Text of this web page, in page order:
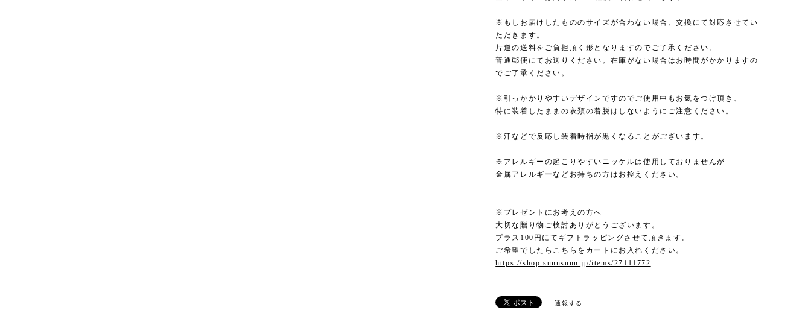
※もしお届けしたもののサイズが合わない場合、交換にて対応させてい
ただきます。
片道の送料をご負担頂く形となりますのでご了承ください。
普通郵便にてお送りください。在庫がない場合はお時間がかかりますの
でご了承ください。
※引っかかりやすいデザインですのでご使用中もお気をつけ頂き、
特に装着したままの衣類の着脱はしないようにご注意ください。
※汗などで反応し装着時指が黒くなることがございます。
※アレルギーの起こりやすいニッケルは使用しておりませんが
金属アレルギーなどお持ちの方はお控えください。
※プレゼントにお考えの方へ
大切な贈り物ご検討ありがとうございます。
プラス100円にてギフトラッピングさせて頂きます。
ご希望でしたらこちらをカートにお入れください。
https://shop.sunnsunn.jp/items/27111772
通報する